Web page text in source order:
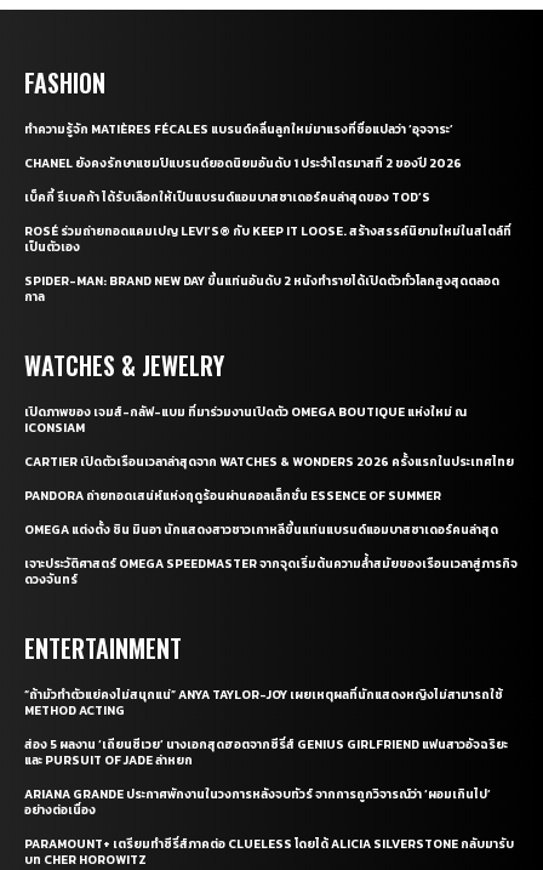
FASHION
ทำความรู้จัก MATIÈRES FÉCALES แบรนด์คลื่นลูกใหม่มาแรงที่ชื่อแปลว่า ‘อุจจาระ’
CHANEL ยังคงรักษาแชมป์แบรนด์ยอดนิยมอันดับ 1 ประจำไตรมาสที่ 2 ของปี 2026
เบ็คกี้ รีเบคก้า ได้รับเลือกให้เป็นแบรนด์แอมบาสซาเดอร์คนล่าสุดของ TOD’S
ROSÉ ร่วมถ่ายทอดแคมเปญ LEVI’S® กับ KEEP IT LOOSE. สร้างสรรค์นิยามใหม่ในสไตล์ที่
เป็นตัวเอง
SPIDER-MAN: BRAND NEW DAY ขึ้นแท่นอันดับ 2 หนังทำรายได้เปิดตัวทั่วโลกสูงสุดตลอด
กาล
WATCHES & JEWELRY
เปิดภาพของ เจมส์-กลัฟ-แบม ที่มาร่วมงานเปิดตัว OMEGA BOUTIQUE แห่งใหม่ ณ
ICONSIAM
CARTIER เปิดตัวเรือนเวลาล่าสุดจาก WATCHES & WONDERS 2026 ครั้งแรกในประเทศไทย
PANDORA ถ่ายทอดเสน่ห์แห่งฤดูร้อนผ่านคอลเล็กชั่น ESSENCE OF SUMMER
OMEGA แต่งตั้ง ชิน มินอา นักแสดงสาวชาวเกาหลีขึ้นแท่นแบรนด์แอมบาสซาเดอร์คนล่าสุด
เจาะประวัติศาสตร์ OMEGA SPEEDMASTER จากจุดเริ่มต้นความล้ำสมัยของเรือนเวลาสู่ภารกิจ
ดวงจันทร์
ENTERTAINMENT
“ถ้ามัวทำตัวแย่คงไม่สนุกแน่” ANYA TAYLOR-JOY เผยเหตุผลที่นักแสดงหญิงไม่สามารถใช้
METHOD ACTING
ส่อง 5 ผลงาน ‘เถียนซีเวย’ นางเอกสุดฮอตจากซีรี่ส์ GENIUS GIRLFRIEND แฟนสาวอัจฉริยะ
และ PURSUIT OF JADE ล่าหยก
ARIANA GRANDE ประกาศพักงานในวงการหลังจบทัวร์ จากการถูกวิจารณ์ว่า ‘ผอมเกินไป’
อย่างต่อเนื่อง
PARAMOUNT+ เตรียมทำซีรี่ส์ภาคต่อ CLUELESS โดยได้ ALICIA SILVERSTONE กลับมารับ
บท CHER HOROWITZ